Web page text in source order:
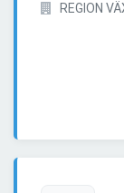
REGION